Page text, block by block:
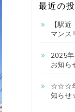
最近の
【駅
マンス
2025
お知ら
☆☆☆年
知ら